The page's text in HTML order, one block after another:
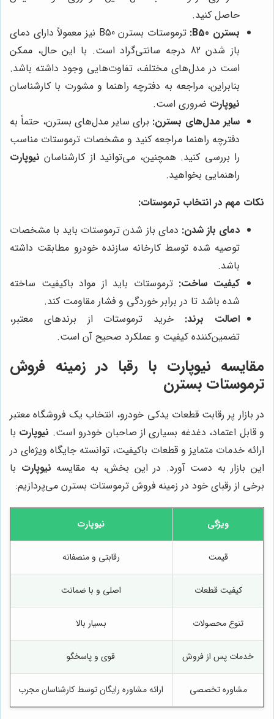
حاصل کنید.
بسترن B50:
ترموستات بسترن B50 نیز معمولاً دارای دمای
باز شدن 82 درجه سانتی‌گراد است. با این حال، ممکن
است در مدل‌های مختلف، تفاوت‌هایی وجود داشته باشد.
بنابراین، مراجعه به دفترچه راهنما و مشورت با کارشناسان
نیوپارت ضروری است.
سایر مدل‌های بسترن: برای سایر مدل‌های بسترن، حتماً به
دفترچه راهنما مراجعه کنید و مشخصات ترموستات مناسب
را بررسی کنید. همچنین، می‌توانید از کارشناسان نیوپارت
راهنمایی بخواهید.
نکات مهم در انتخاب ترموستات:
دمای باز شدن: دمای باز شدن ترموستات باید با مشخصات
توصیه شده توسط کارخانه سازنده خودرو مطابقت داشته
باشد.
کیفیت ساخت: ترموستات باید از مواد باکیفیت ساخته
شده باشد تا در برابر خوردگی و فشار مقاومت کند.
اصالت برند: خرید ترموستات از برندهای معتبر،
تضمین‌کننده کیفیت و عملکرد صحیح آن است.
مقایسه نیوپارت با رقبا در زمینه فروش
ترموستات بسترن
در بازار پر رقابت قطعات یدکی خودرو، انتخاب یک فروشگاه معتبر
و قابل اعتماد، دغدغه بسیاری از صاحبان خودرو است. نیوپارت با
ارائه خدمات متمایز و قطعات باکیفیت، توانسته جایگاه ویژه‌ای در
این بازار به دست آورد. در این بخش، به مقایسه نیوپارت با
برخی از رقبای خود در زمینه فروش ترموستات بسترن می‌پردازیم:
ویژگی نیوپارت
قیمت رقابتی و منصفانه
کیفیت قطعات اصلی و با ضمانت
تنوع محصولات بسیار بالا
خدمات پس از فروش قوی و پاسخگو
مشاوره تخصصی ارائه مشاوره رایگان توسط کارشناسان مجرب